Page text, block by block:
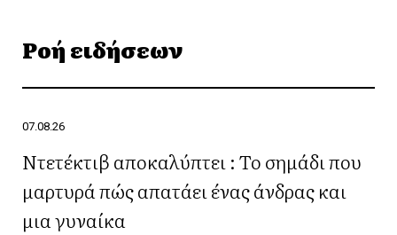
Ροή ειδήσεων
07.08.26
Ντετέκτιβ αποκαλύπτει : Το σημάδι που
μαρτυρά πώς απατάει ένας άνδρας και
μια γυναίκα